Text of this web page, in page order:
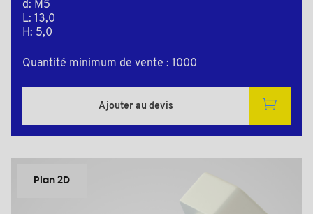
d: M5
L: 13,0
H: 5,0
Quantité minimum de vente : 1000
Ajouter au devis
Plan 2D